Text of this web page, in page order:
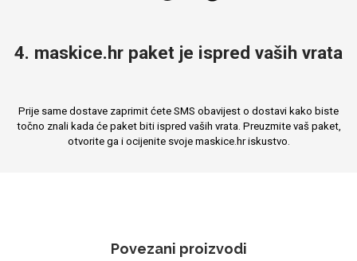
4. maskice.hr paket je ispred vaših vrata
Prije same dostave zaprimit ćete SMS obavijest o dostavi kako biste
točno znali kada će paket biti ispred vaših vrata. Preuzmite vaš paket,
otvorite ga i ocijenite svoje maskice.hr iskustvo.
Povezani proizvodi